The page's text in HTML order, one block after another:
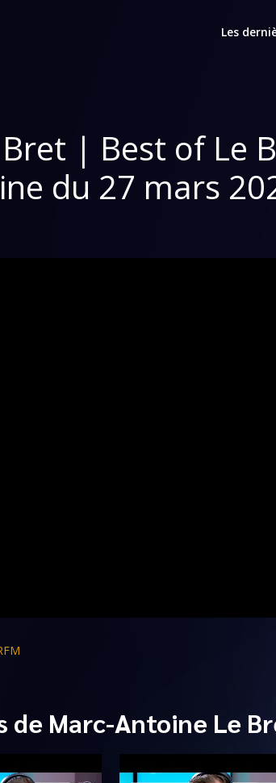
Les
| Best of Le
du 27 mars
de Marc-Antoine Le